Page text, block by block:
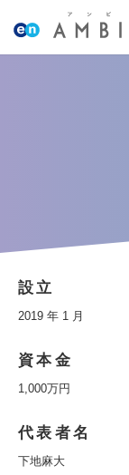
設立
2019 年 1 月
資本金
1,000万円
代表者名
下地麻大